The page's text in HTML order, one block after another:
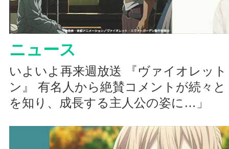
ニュース
いよいよ再来週放送 『ヴァイオレッ
ン』 有名人から絶賛コメントが続々
を知り、成長する主人公の姿に…」